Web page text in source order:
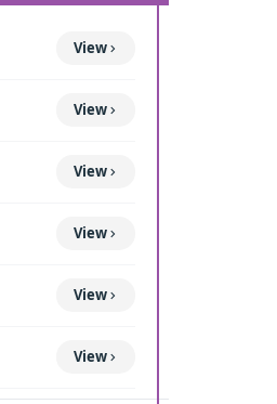
View
View
View
View
View
View